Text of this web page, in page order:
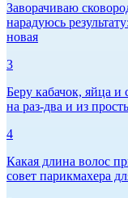
Заворачиваю
нарадуюсь
новая
3
Беру кабачок, яйца и
на раз-два и из
4
Какая длина волос
совет парикмахера